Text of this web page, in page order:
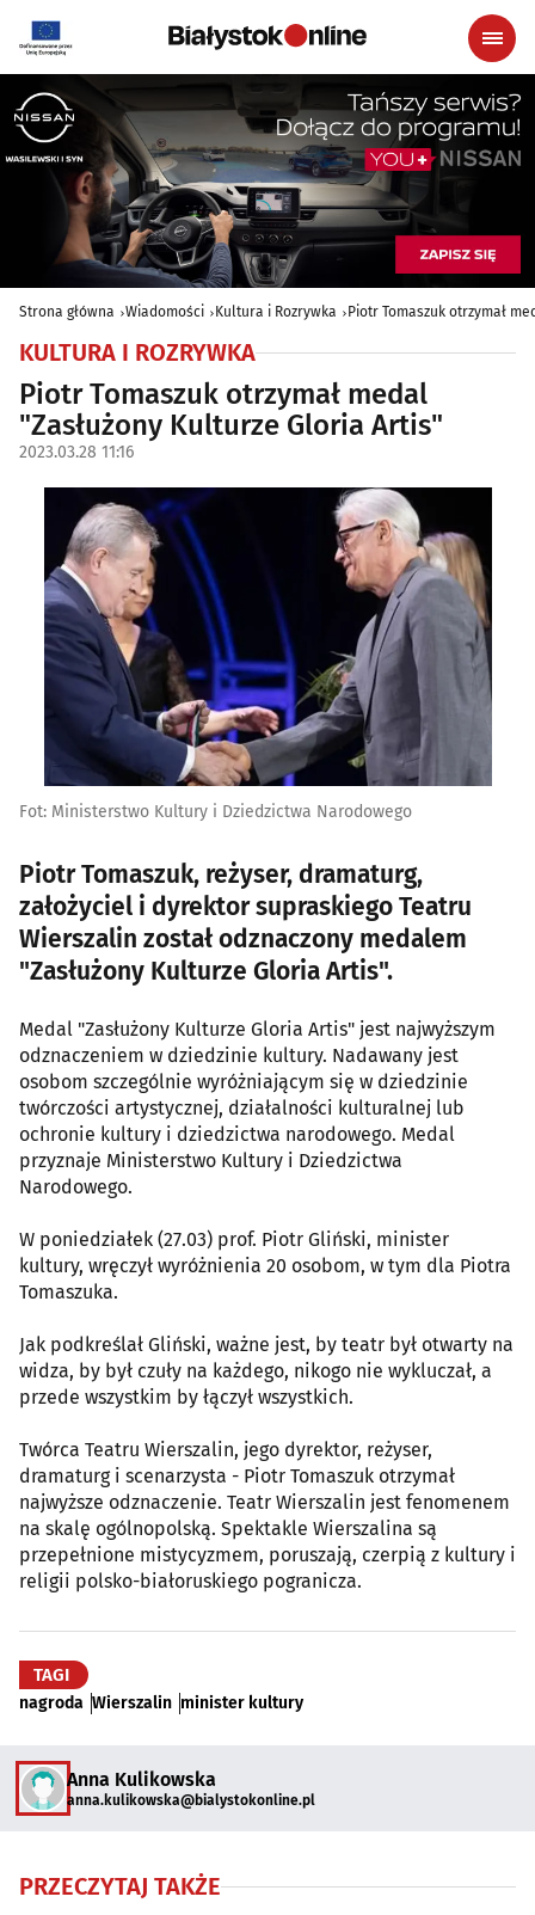
Strona główna Wiadomości Kultura i Rozrywka Piotr Tomaszuk otrzymał
KULTURA I ROZRYWKA
Piotr Tomaszuk otrzymał medal
"Zasłużony Kulturze Gloria Artis"
2023.03.28 11:16
Fot: Ministerstwo Kultury i Dziedzictwa Narodowego
Piotr Tomaszuk, reżyser, dramaturg,
założyciel i dyrektor supraskiego Teatru
Wierszalin został odznaczony medalem
"Zasłużony Kulturze Gloria Artis".
Medal "Zasłużony Kulturze Gloria Artis" jest najwyższym
odznaczeniem w dziedzinie kultury. Nadawany jest
osobom szczególnie wyróżniającym się w dziedzinie
twórczości artystycznej, działalności kulturalnej lub
ochronie kultury i dziedzictwa narodowego. Medal
przyznaje Ministerstwo Kultury i Dziedzictwa
Narodowego.
W poniedziałek (27.03) prof. Piotr Gliński, minister
kultury, wręczył wyróżnienia 20 osobom, w tym dla Piotra
Tomaszuka.
Jak podkreślał Gliński, ważne jest, by teatr był otwarty na
widza, by był czuły na każdego, nikogo nie wykluczał, a
przede wszystkim by łączył wszystkich.
Twórca Teatru Wierszalin, jego dyrektor, reżyser,
dramaturg i scenarzysta - Piotr Tomaszuk otrzymał
najwyższe odznaczenie. Teatr Wierszalin jest fenomenem
na skalę ogólnopolską. Spektakle Wierszalina są
przepełnione mistycyzmem, poruszają, czerpią z kultury i
religii polsko-białoruskiego pogranicza.
TAGI
nagroda Wierszalin minister kultury
Anna Kulikowska
anna.kulikowska@bialystokonline.pl
PRZECZYTAJ TAKŻE